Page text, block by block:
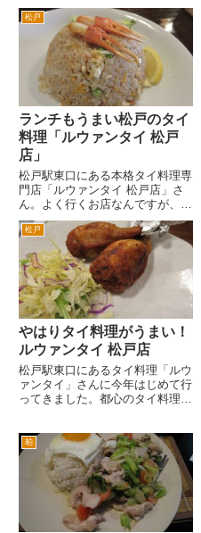
す。柏ステーションモールの映画
館の前にあります。 一見喫茶
店。よく見ると店内は、タイとか
インドネシアなど東南アジアを感
じさせる装飾のお店です。お料理
も...
松戸
ランチもうまい松戸のタイ
料理「ルウァンタイ 松戸
店」
松戸駅東口にある本格タイ料理専
門店「ルウァンタイ 松戸店」さ
ん。よく行くお店なんですが、ラ
ンチもおすすめです。 まずは、
ビール。 タイ料理の定番「ソ
ンタム」です。辛い、うまい。こ
の辛いけどうまいのがタイ料理の
魅力です。 青パパイヤ、ピ
ー...
松戸
やはりタイ料理がうまい！
ルウァンタイ 松戸店
松戸駅東口にあるタイ料理「ルウ
ァンタイ」さんに今年はじめて行
ってきました。都心のタイ料理専
ルウァンタイさんが一番口に合う
かなあ。 本格的な店内装飾を
施したようなお店ではないし、
柏